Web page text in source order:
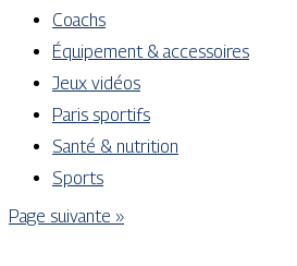
Coachs
Équipement & accessoires
Jeux vidéos
Paris sportifs
Santé & nutrition
Sports
Page suivante »